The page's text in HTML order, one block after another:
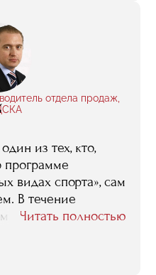
наш бизнес.
им на занятиях,
отдела продаж,
из тех, кто,
программе
видах спорта», сам
В течение
возглавляет отдел
Читать полностью